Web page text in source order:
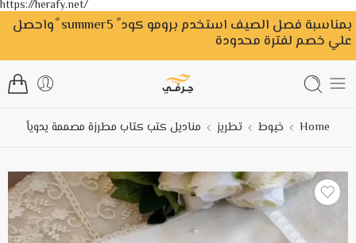
https://herafy.net/
بمناسبة فصل الصيف استخدم برومو كود ً summer5 ًواحصل
علي خصم لفترة محدودة
Home خيوط تطريز مناديل كتب كتاب مطرزة مصممة يدوياً